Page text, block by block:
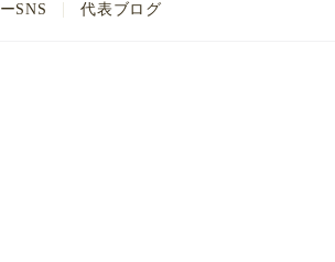
SNS 代表ブログ